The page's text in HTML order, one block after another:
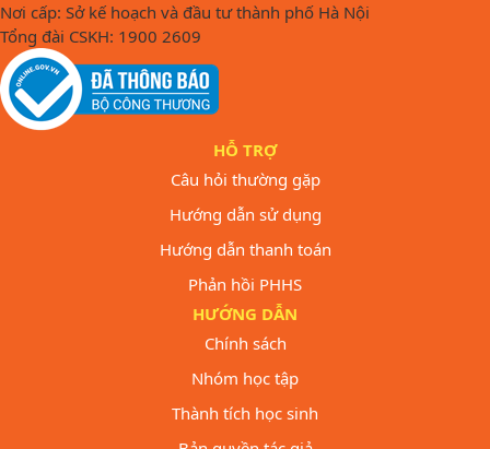
Nơi cấp: Sở kế hoạch và đầu tư thành phố Hà Nội
Tổng đài CSKH: 1900 2609
HỖ TRỢ
Câu hỏi thường gặp
Hướng dẫn sử dụng
Hướng dẫn thanh toán
Phản hồi PHHS
HƯỚNG DẪN
Chính sách
Nhóm học tập
Thành tích học sinh